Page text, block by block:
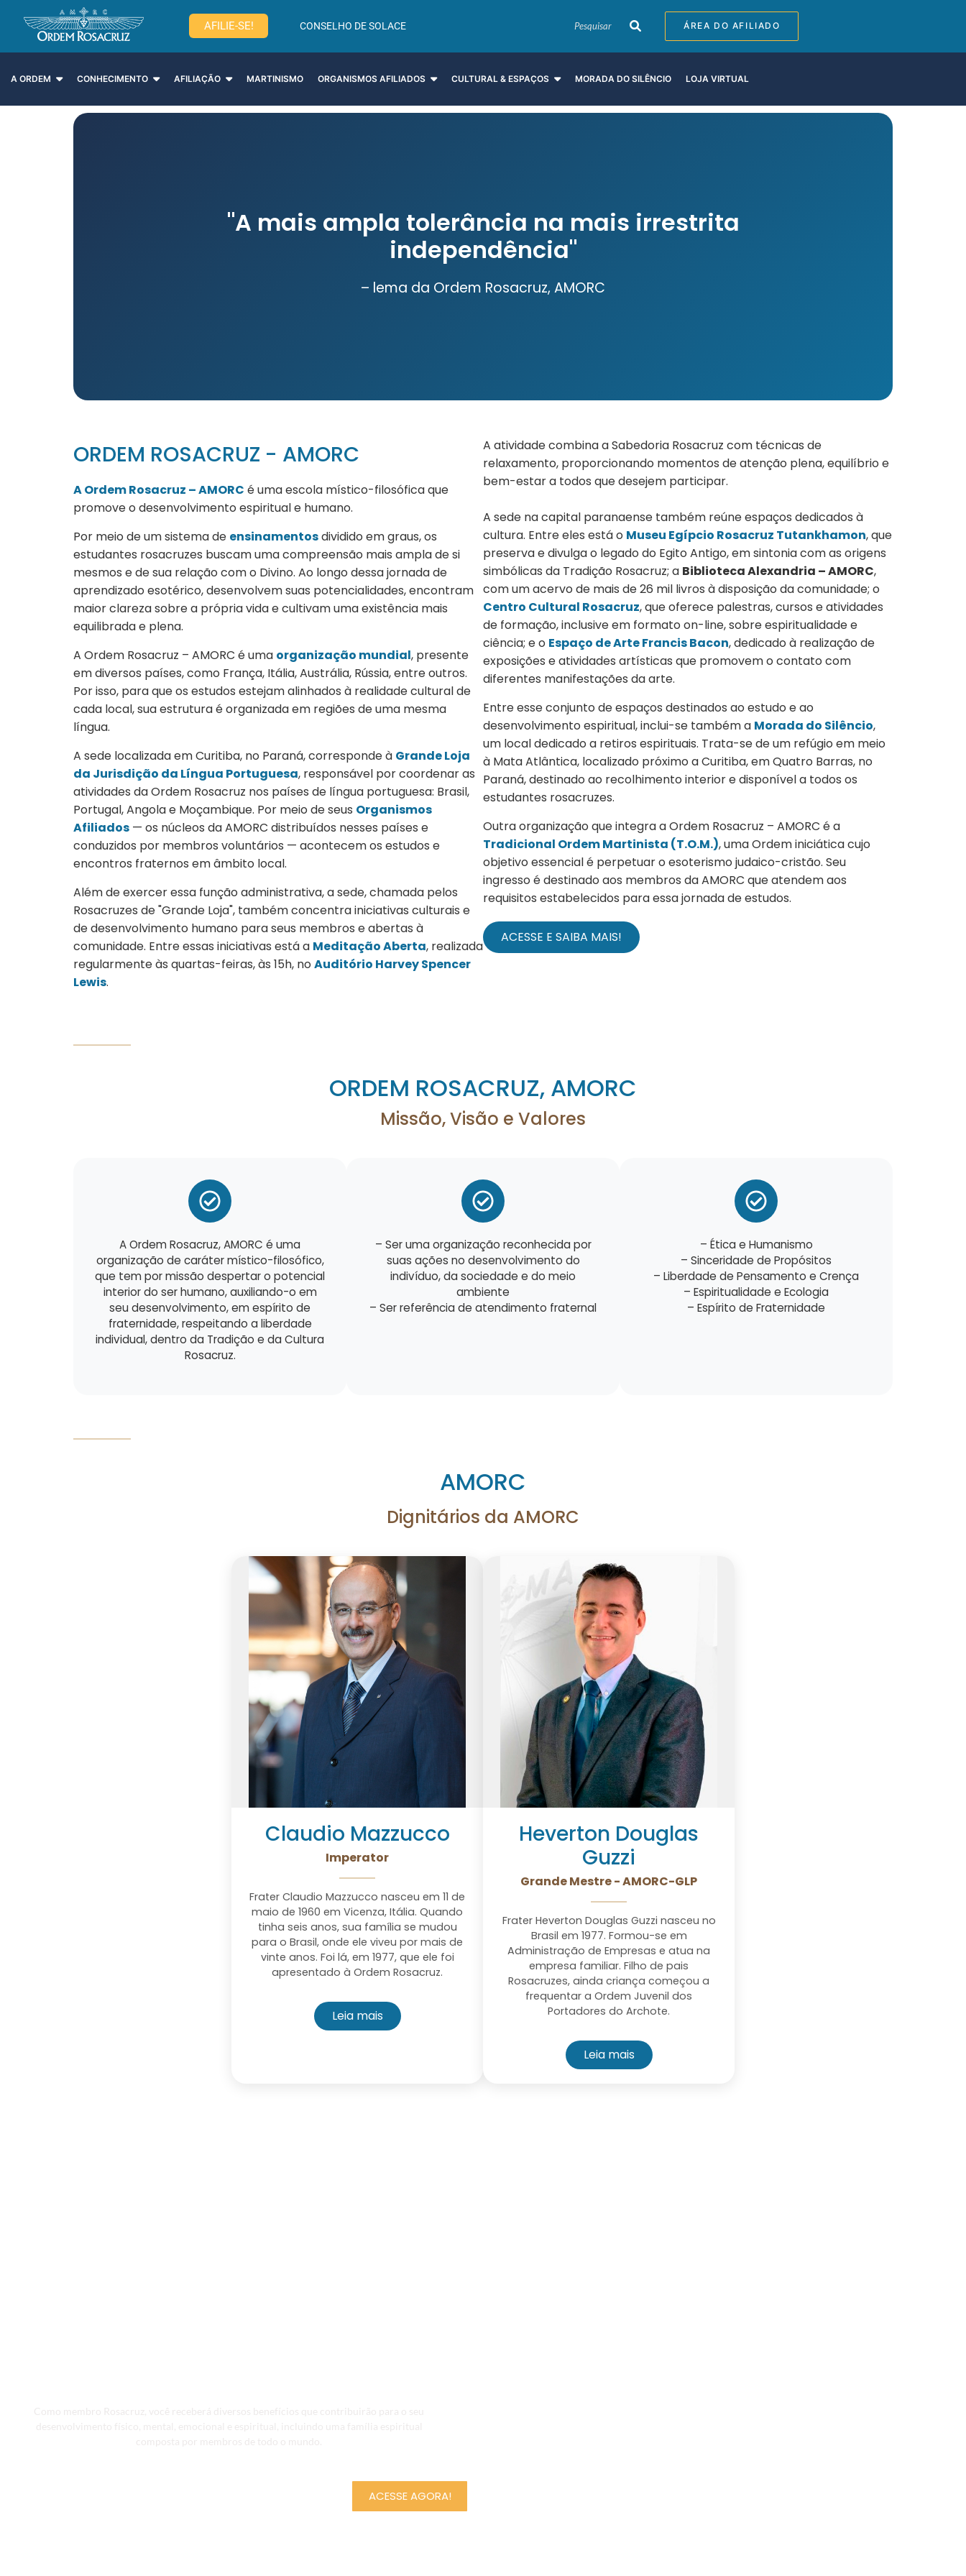
AFILIE-SE! CONSELHO DE SOLACE ÁREA DO AFILIADO
A ORDEM CONHECIMENTO AFILIAÇÃO MARTINISMO ORGANISMOS AFILIADOS CULTURAL & ESPAÇOS MORADA DO SILÊNCIO LOJA VIRTUAL
"A mais ampla tolerância na mais irrestrita
independência"
– lema da Ordem Rosacruz, AMORC
ORDEM ROSACRUZ - AMORC
A Ordem Rosacruz – AMORC é uma escola místico-filosófica que
promove o desenvolvimento espiritual e humano.
Por meio de um sistema de ensinamentosdividido em graus, os
estudantes rosacruzes buscam uma compreensão mais ampla de si
mesmos e de sua relação com o Divino. Ao longo dessa jornada de
aprendizado esotérico, desenvolvem suas potencialidades, encontram
maior clareza sobre a própria vida e cultivam uma existência mais
equilibrada e plena.
A Ordem Rosacruz – AMORC é uma organização mundial, presente
em diversos países, como França, Itália, Austrália, Rússia, entre outros.
Por isso, para que os estudos estejam alinhados à realidade cultural de
cada local, sua estrutura é organizada em regiões de uma mesma
língua.
A sede localizada em Curitiba, no Paraná, corresponde à Grande Loja
da Jurisdição da Língua Portuguesa, responsável por coordenar as
atividades da Ordem Rosacruz nos países de língua portuguesa: Brasil,
Portugal, Angola e Moçambique. Por meio de seus Organismos
Afiliados — os núcleos da AMORC distribuídos nesses países e
conduzidos por membros voluntários — acontecem os estudos e
encontros fraternos em âmbito local.
Além de exercer essa função administrativa, a sede, chamada pelos
Rosacruzes de "Grande Loja", também concentra iniciativas culturais e
de desenvolvimento humano para seus membros e abertas à
comunidade. Entre essas iniciativas está a Meditação Aberta, realizada
regularmente às quartas-feiras, às 15h, no Auditório Harvey Spencer
Lewis.
A atividade combina a Sabedoria Rosacruz com técnicas de
relaxamento, proporcionando momentos de atenção plena, equilíbrio e
bem-estar a todos que desejem participar.
A sede na capital paranaense também reúne espaços dedicados à
cultura. Entre eles está o Museu Egípcio Rosacruz Tutankhamon, que
preserva e divulga o legado do Egito Antigo, em sintonia com as origens
simbólicas da Tradição Rosacruz; a Biblioteca Alexandria – AMORC,
com um acervo de mais de 26 mil livros à disposição da comunidade; o
Centro Cultural Rosacruz, que oferece palestras, cursos e atividades
de formação, inclusive em formato on-line, sobre espiritualidade e
ciência; e o Espaço de Arte Francis Bacon, dedicado à realização de
exposições e atividades artísticas que promovem o contato com
diferentes manifestações da arte.
Entre esse conjunto de espaços destinados ao estudo e ao
desenvolvimento espiritual, inclui-se também a Morada do Silêncio,
um local dedicado a retiros espirituais. Trata-se de um refúgio em meio
à Mata Atlântica, localizado próximo a Curitiba, em Quatro Barras, no
Paraná, destinado ao recolhimento interior e disponível a todos os
estudantes rosacruzes.
Outra organização que integra a Ordem Rosacruz – AMORC é a
Tradicional Ordem Martinista (T.O.M.), uma Ordem iniciática cujo
objetivo essencial é perpetuar o esoterismo judaico-cristão. Seu
ingresso é destinado aos membros da AMORC que atendem aos
requisitos estabelecidos para essa jornada de estudos.
ACESSE E SAIBA MAIS!
ORDEM ROSACRUZ, AMORC
Missão, Visão e Valores
A Ordem Rosacruz, AMORC é uma
organização de caráter místico-filosófico,
que tem por missão despertar o potencial
interior do ser humano, auxiliando-o em
seu desenvolvimento, em espírito de
fraternidade, respeitando a liberdade
individual, dentro da Tradição e da Cultura
Rosacruz.
– Ser uma organização reconhecida por
suas ações no desenvolvimento do
indivíduo, da sociedade e do meio
ambiente
– Ser referência de atendimento fraternal
– Ética e Humanismo
– Sinceridade de Propósitos
– Liberdade de Pensamento e Crença
– Espiritualidade e Ecologia
– Espírito de Fraternidade
AMORC
Dignitários da AMORC
Claudio Mazzucco
Imperator
Frater Claudio Mazzucco nasceu em 11 de
maio de 1960 em Vicenza, Itália. Quando
tinha seis anos, sua família se mudou
para o Brasil, onde ele viveu por mais de
vinte anos. Foi lá, em 1977, que ele foi
apresentado à Ordem Rosacruz.
Leia mais
Heverton Douglas
Guzzi
Grande Mestre - AMORC-GLP
Frater Heverton Douglas Guzzi nasceu no
Brasil em 1977. Formou-se em
Administração de Empresas e atua na
empresa familiar. Filho de pais
Rosacruzes, ainda criança começou a
frequentar a Ordem Juvenil dos
Portadores do Archote.
Leia mais
ACESSE AGORA!